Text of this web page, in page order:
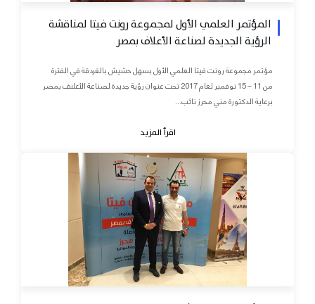
المؤتمر العلمي الأول لمجموعة رونت فيتا لمناقشة
الرؤية الجديدة لصناعة الأعلاف بمصر
مؤتمر مجموعة رونت فيتا العلمي الأول بسهل حشيش بالغردقة في الفترة
من 11 – 15 نوفمبر لعام 2017 تحت عنوان رؤية جديدة لصناعة الأعلاف بمصر
برعاية الدكتورة مني محرز نائب...
اقرأ المزيد